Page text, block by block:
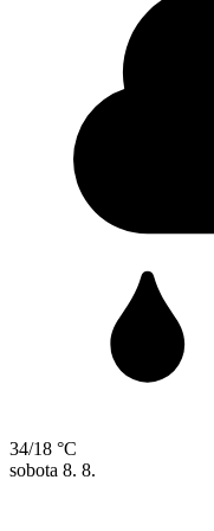
34/18 °C
sobota 8. 8.